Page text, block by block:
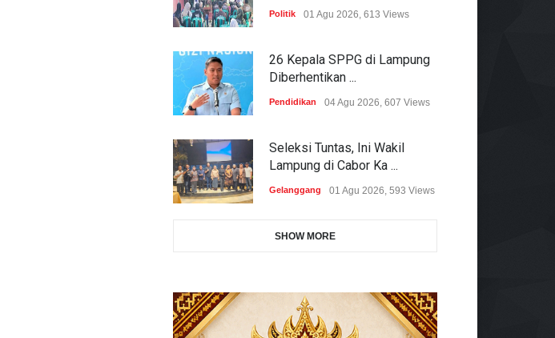
Politik 01 Agu 2026, 613 Views
26 Kepala SPPG di Lampung
Diberhentikan ...
Pendidikan 04 Agu 2026, 607 Views
Seleksi Tuntas, Ini Wakil
Lampung di Cabor Ka ...
Gelanggang 01 Agu 2026, 593 Views
SHOW MORE